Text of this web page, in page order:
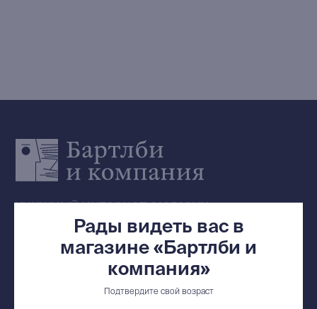
Рады видеть вас в
магазине «Бартлби и
компания»
Подтвердите свой возраст
Контакты
+7 (921) 636-19-84
bartleby.sales@gmail.com
Сообщество ВКонтакте
Мерч